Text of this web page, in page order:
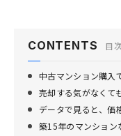
CONTENTS 目
中古マンション購入
売却する気がなくて
データで見ると、価
築15年のマンショ